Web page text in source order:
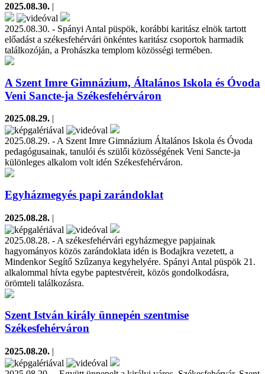
2025.08.30. |
2025.08.30. - Spányi Antal püspök, korábbi karitász elnök tartott
előadást a székesfehérvári önkéntes karitász csoportok harmadik
találkozóján, a Prohászka templom közösségi termében.
A Szent Imre Gimnázium, Általános Iskola és Óvoda
Veni Sancte-ja Székesfehérváron
2025.08.29. |
2025.08.29. - A Szent Imre Gimnázium Általános Iskola és Óvoda
pedagógusainak, tanulói és szülői közösségének Veni Sancte-ja
különleges alkalom volt idén Székesfehérváron.
Egyházmegyés papi zarándoklat
2025.08.28. |
2025.08.28. - A székesfehérvári egyházmegye papjainak
hagyományos közös zarándoklata idén is Bodajkra vezetett, a
Mindenkor Segítő Szűzanya kegyhelyére. Spányi Antal püspök 21.
alkalommal hívta egybe paptestvéreit, közös gondolkodásra,
örömteli találkozásra.
Szent István király ünnepén szentmise
Székesfehérváron
2025.08.20. |